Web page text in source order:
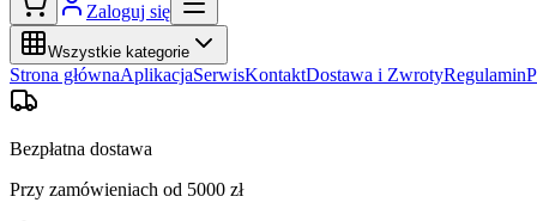
Zaloguj się
Wszystkie kategorie
Strona głównaAplikacjaSerwisKontaktDostawa i ZwrotyRegulamin
Bezpłatna dostawa
Przy zamówieniach od 5000 zł